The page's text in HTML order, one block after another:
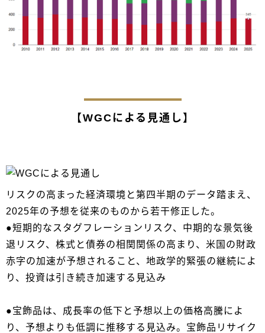
【WGCによる見通し】
リスクの高まった経済環境と第四半期のデータ踏まえ、
2025年の予想を従来のものから若干修正した。
●短期的なスタグフレーションリスク、中期的な景気後
退リスク、株式と債券の相関関係の高まり、米国の財政
赤字の加速が予想されること、地政学的緊張の継続によ
り、投資は引き続き加速する見込み
●宝飾品は、成長率の低下と予想以上の価格高騰によ
り、予想よりも低調に推移する見込み。宝飾品リサイク